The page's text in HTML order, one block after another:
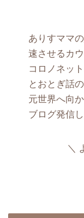
ありすママ
速させるカ
コロノネッ
とおとぎ話
元世界へ向
ブログ発信